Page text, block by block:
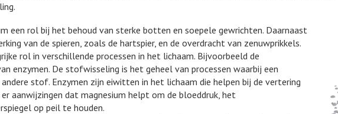
een rol bij het behoud van sterke botten en soepele gewrichten. Daarnaast
van de spieren, zoals de hartspier, en de overdracht van zenuwprikkels.
rol in verschillende processen in het lichaam. Bijvoorbeeld de
enzymen. De stofwisseling is het geheel van processen waarbij een
stof. Enzymen zijn eiwitten in het lichaam die helpen bij de vertering
aanwijzingen dat magnesium helpt om de bloeddruk, het
op peil te houden.